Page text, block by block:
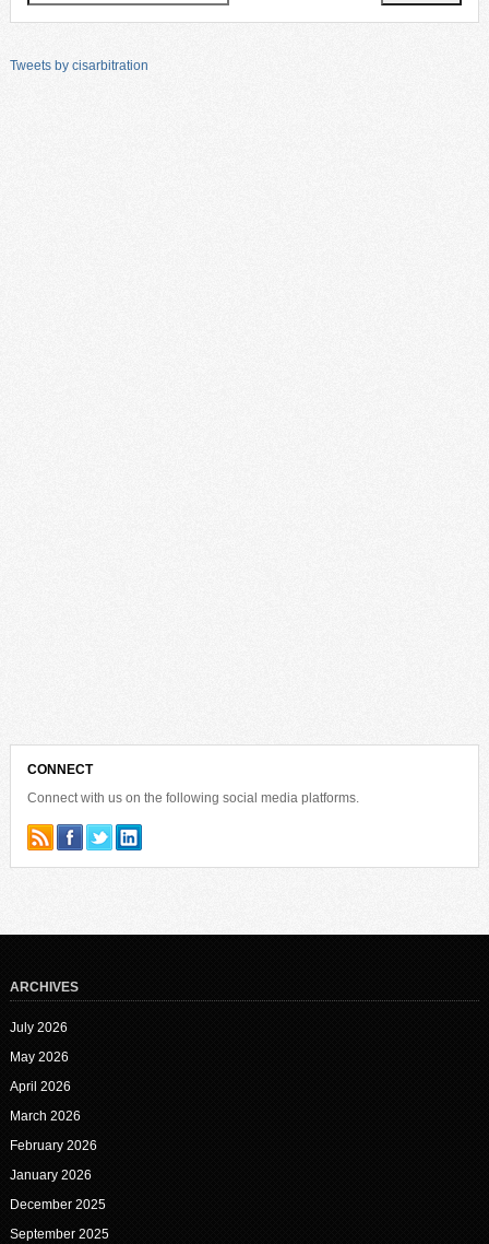
Tweets by cisarbitration
CONNECT
Connect with us on the following social media platforms.
ARCHIVES
July 2026
May 2026
April 2026
March 2026
February 2026
January 2026
December 2025
September 2025